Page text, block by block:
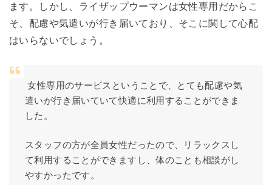
ます。しかし、ライザップウーマンは女性専用だからこ
そ、配慮や気遣いが行き届いており、そこに関して心配
はいらないでしょう。
女性専用のサービスということで、とても配慮や気
遣いが行き届いていて快適に利用することができま
した。
スタッフの方が全員女性だったので、リラックスし
て利用することができますし、体のことも相談がし
やすかったです。